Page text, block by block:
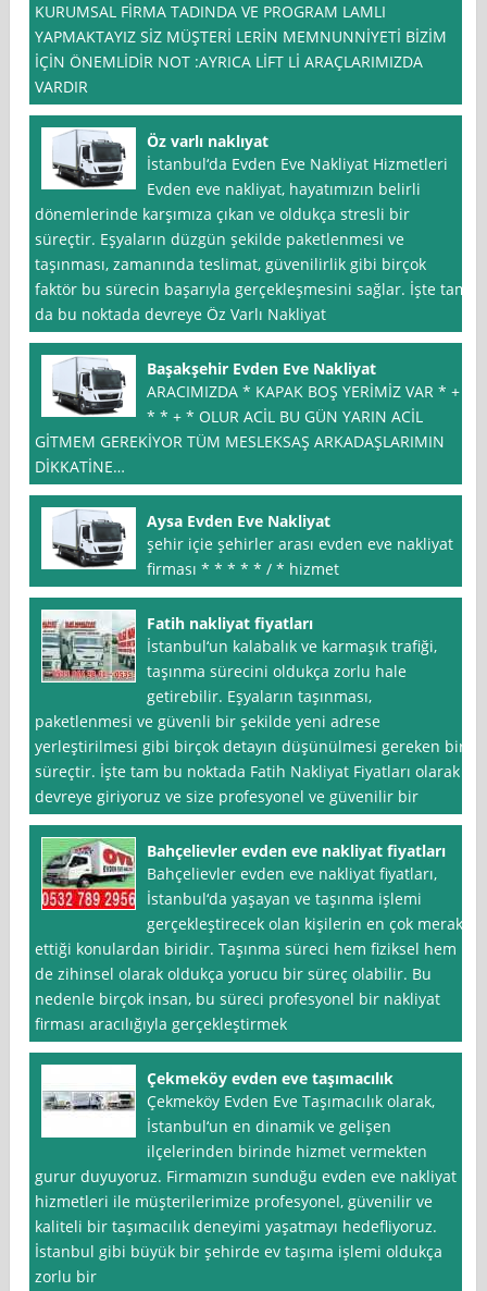
KURUMSAL FİRMA TADINDA VE PROGRAM LAMLI
YAPMAKTAYIZ SİZ MÜŞTERİ LERİN MEMNUNNİYETİ BİZİM
İÇİN ÖNEMLİDİR NOT :AYRICA LİFT Lİ ARAÇLARIMIZDA
VARDIR
Öz varlı naklıyat
İstanbul‘da Evden Eve Nakliyat Hizmetleri
Evden eve nakliyat, hayatımızın belirli
dönemlerinde karşımıza çıkan ve oldukça stresli bir
süreçtir. Eşyaların düzgün şekilde paketlenmesi ve
taşınması, zamanında teslimat, güvenilirlik gibi birçok
faktör bu sürecin başarıyla gerçekleşmesini sağlar. İşte tam
da bu noktada devreye Öz Varlı Nakliyat
Başakşehir Evden Eve Nakliyat
ARACIMIZDA * KAPAK BOŞ YERİMİZ VAR * +
* * + * OLUR ACİL BU GÜN YARIN ACİL
GİTMEM GEREKİYOR TÜM MESLEKSAŞ ARKADAŞLARIMIN
DİKKATİNE…
Aysa Evden Eve Nakliyat
şehir içie şehirler arası evden eve nakliyat
firması * * * * * / * hizmet
Fatih nakliyat fiyatları
İstanbul‘un kalabalık ve karmaşık trafiği,
taşınma sürecini oldukça zorlu hale
getirebilir. Eşyaların taşınması,
paketlenmesi ve güvenli bir şekilde yeni adrese
yerleştirilmesi gibi birçok detayın düşünülmesi gereken bir
süreçtir. İşte tam bu noktada Fatih Nakliyat Fiyatları olarak
devreye giriyoruz ve size profesyonel ve güvenilir bir
Bahçelievler evden eve nakliyat fiyatları
Bahçelievler evden eve nakliyat fiyatları,
İstanbul‘da yaşayan ve taşınma işlemi
gerçekleştirecek olan kişilerin en çok merak
ettiği konulardan biridir. Taşınma süreci hem fiziksel hem
de zihinsel olarak oldukça yorucu bir süreç olabilir. Bu
nedenle birçok insan, bu süreci profesyonel bir nakliyat
firması aracılığıyla gerçekleştirmek
Çekmeköy evden eve taşımacılık
Çekmeköy Evden Eve Taşımacılık olarak,
İstanbul‘un en dinamik ve gelişen
ilçelerinden birinde hizmet vermekten
gurur duyuyoruz. Firmamızın sunduğu evden eve nakliyat
hizmetleri ile müşterilerimize profesyonel, güvenilir ve
kaliteli bir taşımacılık deneyimi yaşatmayı hedefliyoruz.
İstanbul gibi büyük bir şehirde ev taşıma işlemi oldukça
zorlu bir